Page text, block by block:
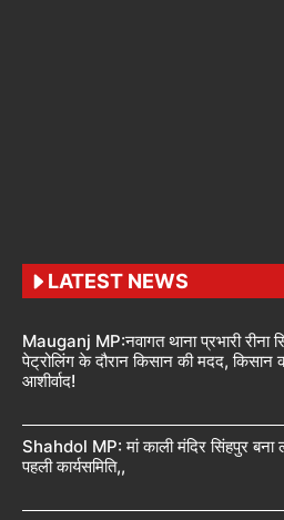
LATEST NEWS
Mauganj MP:नवागत थाना प्रभारी रीना
पेट्रोलिंग के दौरान किसान की मदद,
आशीर्वाद!
Shahdol MP: मां काली मंदिर सिंहपुर बना
पहली कार्यसमिति,,